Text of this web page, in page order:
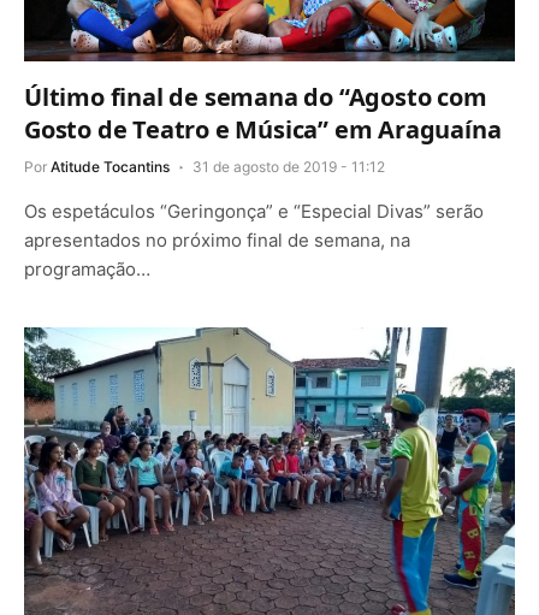
Último final de semana do “Agosto com
Gosto de Teatro e Música” em Araguaína
Por Atitude Tocantins 31 de agosto de 2019 - 11:12
Os espetáculos “Geringonça” e “Especial Divas” serão
apresentados no próximo final de semana, na
programação…